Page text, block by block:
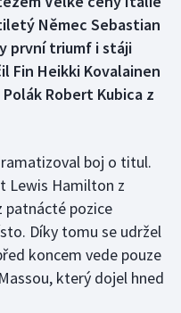
Němec Sebastian
první triumf i stáji
Fin Heikki Kovalainen
Robert Kubica z
boj o titul.
Lewis Hamilton z
patnácté pozice
Díky tomu se udržel
koncem vede pouze
který dojel hned